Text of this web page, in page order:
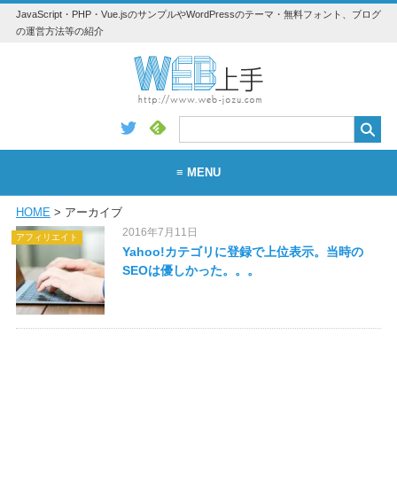
JavaScript・PHP・Vue.jsのサンプルやWordPressのテーマ・無料フォント、ブログ
の運営方法等の紹介
≡ MENU
WordPress
HOME> アーカイブ
アフィリエイト 2016年7月11日
Yahoo!カテゴリに登録で上位表示。当時の
SEOは優しかった。。。